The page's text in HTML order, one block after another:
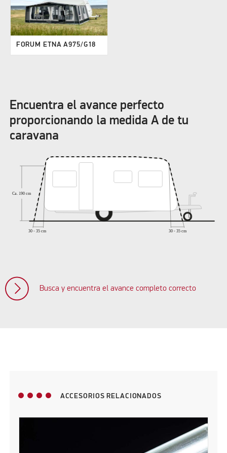
FORUM ETNA A975/G18
Encuentra el avance perfecto
proporcionando la medida A de tu
caravana
Busca y encuentra el avance completo correcto
ACCESORIOS RELACIONADOS